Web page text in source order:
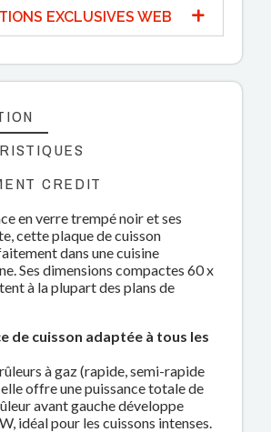
EXCLUSIVES WEB
CREDIT
en verre trempé noir et ses
cette plaque de cuisson
dans une cuisine
Ses dimensions compactes 60 x
à la plupart des plans de
de cuisson adaptée à tous les
à gaz (rapide, semi-rapide
offre une puissance totale de
avant gauche développe
idéal pour les cuissons intenses.